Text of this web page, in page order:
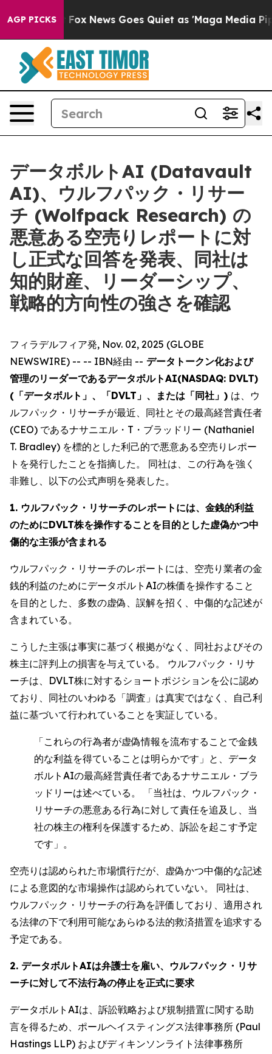
AGP PICKS
Exist Fox News Goes Quiet as 'Maga Media
データボルトAI (Datavault
AI)、ウルフパック・リサー
チ (Wolfpack Research) の
悪意ある空売りレポートに対
し正式な回答を発表、同社は
知的財産、リーダーシップ、
戦略的方向性の強さを確認
フィラデルフィア発, Nov. 02, 2025 (GLOBE
NEWSWIRE) -- -- IBN経由 -- データトークン化および
管理のリーダーであるデータボルトAI(NASDAQ: DVLT)
(「データボルト」、「DVLT」、または「同社」) は、ウ
ルフパック・リサーチが最近、同社とその最高経営責任者
(CEO) であるナサニエル・T・ブラッドリー (Nathaniel
T. Bradley) を標的とした利己的で悪意ある空売りレポー
トを発行したことを指摘した。 同社は、この行為を強く
非難し、以下の公式声明を発表した。
1. ウルフパック・リサーチのレポートには、金銭的利益
のためにDVLT株を操作することを目的とした虚偽かつ中
傷的な主張が含まれる
ウルフパック・リサーチのレポートには、空売り業者の金
銭的利益のためにデータボルトAIの株価を操作すること
を目的とした、多数の虚偽、誤解を招く、中傷的な記述が
含まれている。
こうした主張は事実に基づく根拠がなく、同社およびその
株主に評判上の損害を与えている。 ウルフパック・リサ
ーチは、DVLT株に対するショートポジションを公に認め
ており、同社のいわゆる「調査」は真実ではなく、自己利
益に基づいて行われていることを実証している。
「これらの行為者が虚偽情報を流布することで金銭
的な利益を得ていることは明らかです」と、データ
ボルトAIの最高経営責任者であるナサニエル・ブラ
ッドリーは述べている。 「当社は、ウルフパック・
リサーチの悪意ある行為に対して責任を追及し、当
社の株主の権利を保護するため、訴訟を起こす予定
です」。
空売りは認められた市場慣行だが、虚偽かつ中傷的な記述
による意図的な市場操作は認められていない。 同社は、
ウルフパック・リサーチの行為を評価しており、適用され
る法律の下で利用可能なあらゆる法的救済措置を追求する
予定である。
2. データボルトAIは弁護士を雇い、ウルフパック・リサ
ーチに対して不法行為の停止を正式に要求
データボルトAIは、訴訟戦略および規制措置に関する助
言を得るため、ポールヘイスティングス法律事務所 (Paul
Hastings LLP) およびディキンソンライト法律事務所